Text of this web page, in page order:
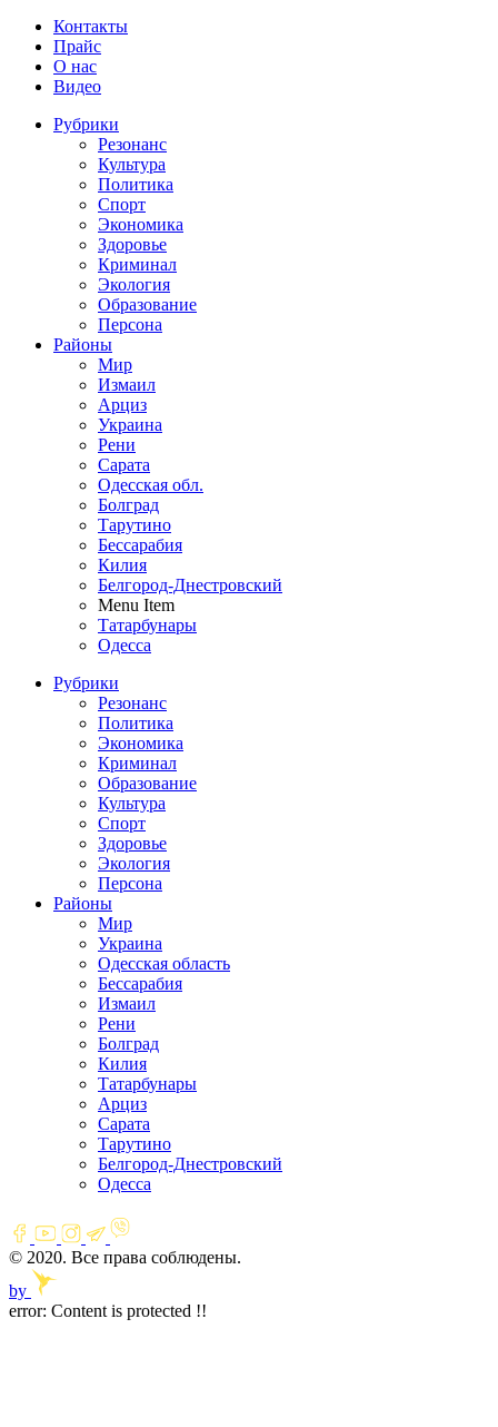
Контакты
Прайс
О нас
Видео
Рубрики
Резонанс
Культура
Политика
Спорт
Экономика
Здоровье
Криминал
Экология
Образование
Персона
Районы
Мир
Измаил
Арциз
Украина
Рени
Сарата
Одесская обл.
Болград
Тарутино
Бессарабия
Килия
Белгород-Днестровский
Menu Item
Татарбунары
Одесса
Рубрики
Резонанс
Политика
Экономика
Криминал
Образование
Культура
Спорт
Здоровье
Экология
Персона
Районы
Мир
Украина
Одесская область
Бессарабия
Измаил
Рени
Болград
Килия
Татарбунары
Арциз
Сарата
Тарутино
Белгород-Днестровский
Одесса
© 2020. Все права соблюдены.
by
error: Content is protected !!